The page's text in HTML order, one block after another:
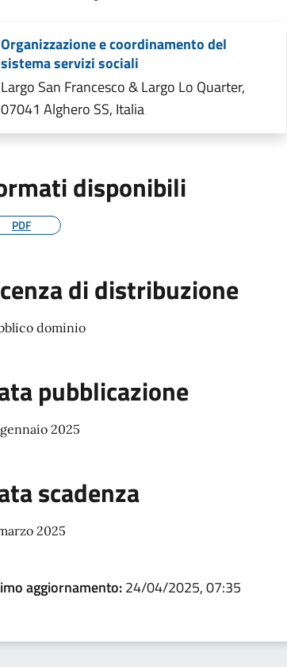
Organizzazione e coordinamento del
sistema servizi sociali
Largo San Francesco & Largo Lo Quarter,
07041 Alghero SS, Italia
disponibili
PDF
di distribuzione
dominio
pubblicazione
2025
scadenza
2025
aggiornamento:24/04/2025, 07:35